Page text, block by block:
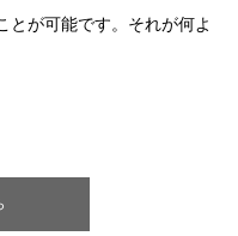
とが可能です。それが何よ